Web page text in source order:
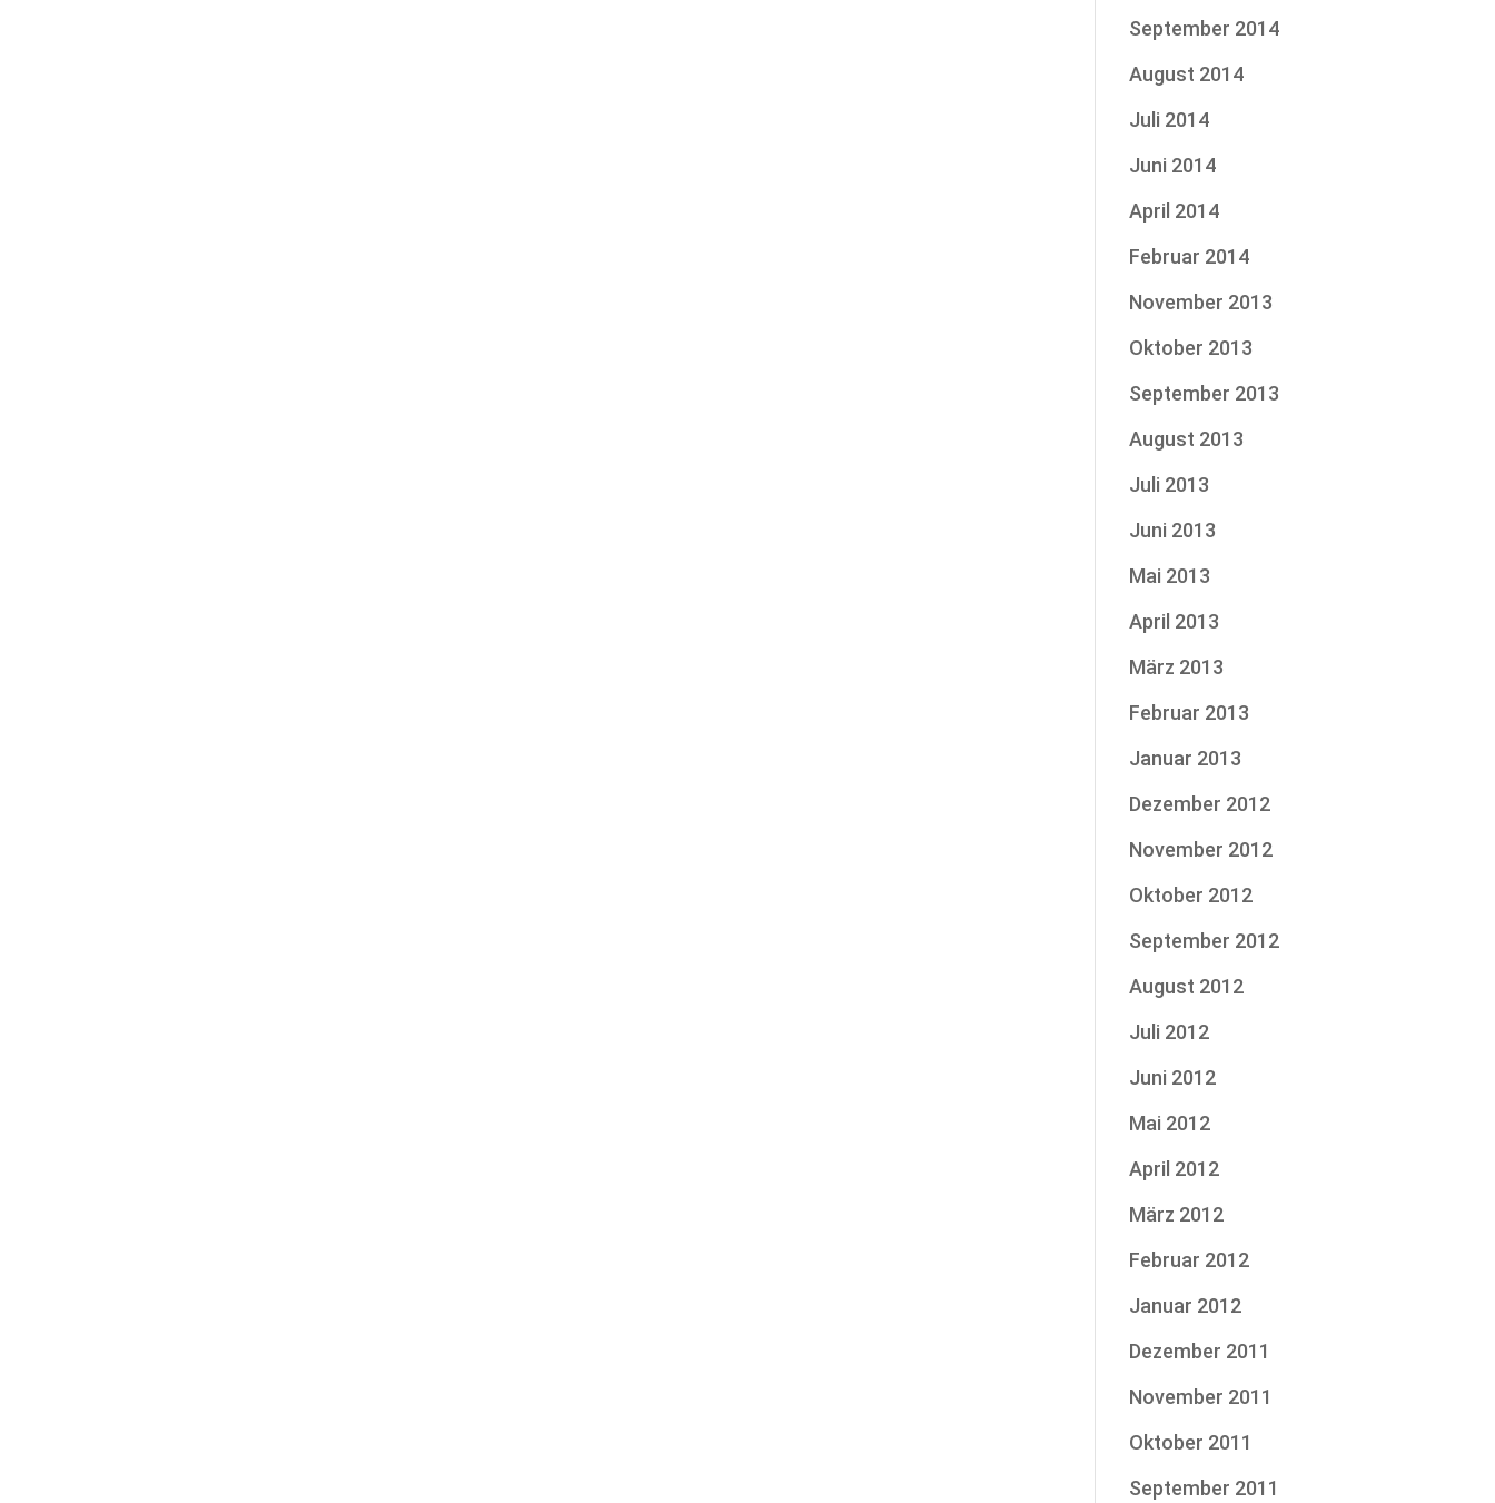
September 2014
August 2014
Juli 2014
Juni 2014
April 2014
Februar 2014
November 2013
Oktober 2013
September 2013
August 2013
Juli 2013
Juni 2013
Mai 2013
April 2013
März 2013
Februar 2013
Januar 2013
Dezember 2012
November 2012
Oktober 2012
September 2012
August 2012
Juli 2012
Juni 2012
Mai 2012
April 2012
März 2012
Februar 2012
Januar 2012
Dezember 2011
November 2011
Oktober 2011
September 2011